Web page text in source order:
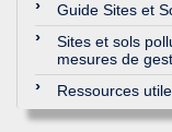
Guide Sites et
Sites et sols
mesures de
Ressources